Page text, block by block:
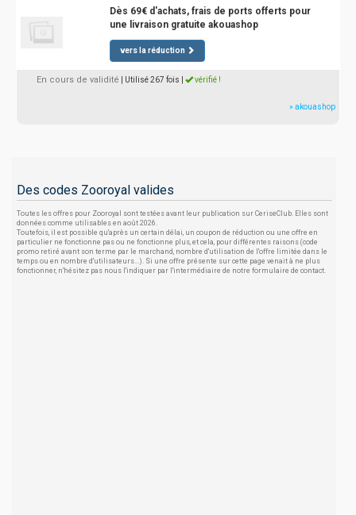
Dès 69€ d'achats, frais de ports offerts pour
une livraison gratuite akouashop
vers la réduction
En cours de validité | Utilisé 267 fois vérifié !
» akouashop
Des codes Zooroyal valides
Toutes les offres pour Zooroyal sont testées avant leur publication sur CeriseClub. Elles sont
données comme utilisables en août 2026.
Toutefois, il est possible qu'après un certain délai, un coupon de réduction ou une offre en
particulier ne fonctionne pas ou ne fonctionne plus, et cela, pour différentes raisons (code
promo retiré avant son terme par le marchand, nombre d'utilisation de l'offre limitée dans le
temps ou en nombre d'utilisateurs...). Si une offre présente sur cette page venait à ne plus
fonctionner, n'hésitez pas nous l'indiquer par l'intermédiaire de notre formulaire de contact.